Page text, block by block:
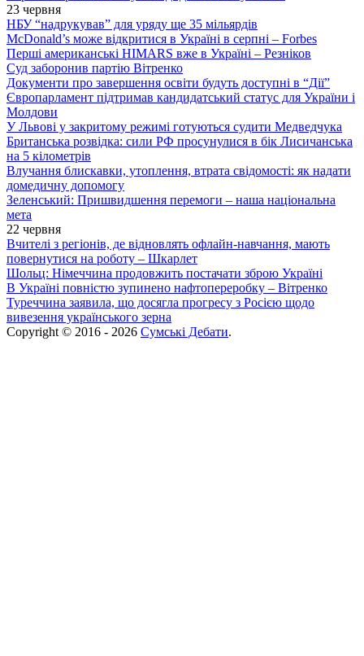
23 червня
НБУ “надрукував” для уряду ще 35 мільярдів
McDonald’s може відкритися в Україні в серпні – Forbes
Перші американські HIMARS вже в Україні – Резніков
Суд заборонив партію Вітренко
Документи про завершення освіти будуть доступні в “Дії”
Європарламент підтримав кандидатський статус для України і
Молдови
У Львові у закритому режимі готуються судити Медведчука
Британська розвідка: сили РФ просунулися в бік Лисичанська
на 5 кілометрів
Влучання блискавки, утоплення, втрата свідомості: як надати
домедичну допомогу
Зеленський: Пришвидшення перемоги – наша національна
мета
22 червня
Вчителі з регіонів, де відновлять офлайн-навчання, мають
повернутися на роботу – Шкарлет
Шольц: Німеччина продовжить постачати зброю Україні
В Україні повністю зупинено нафтопереробку – Вітренко
Туреччина заявила, що досягла прогресу з Росією щодо
вивезення українського зерна
Copyright © 2016 - 2026 Сумські Дебати.